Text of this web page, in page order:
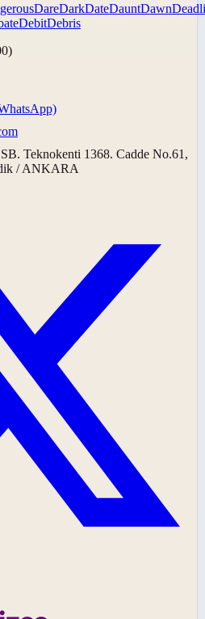
DareDarkDateDauntDawn
DebitDebris
Teknokenti 1368. Cadde No.61,
/ ANKARA